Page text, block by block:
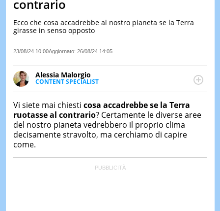
IERI
contrario
Ecco che cosa accadrebbe al nostro pianeta se la Terra
girasse in senso opposto
23/08/24 10:00Aggiornato: 26/08/24 14:05
Alessia Malorgio
CONTENT SPECIALIST
Ha conseguito un Master in Marketing Management
e Google Digital Training su Marketing digitale. Si
occupa della creazione di contenuti in ottica SEO e
dello sviluppo di strategie marketing attraverso
canali digitali.
Vi siete mai chiesti cosa accadrebbe se la Terra
ruotasse al contrario? Certamente le diverse aree
del nostro pianeta vedrebbero il proprio clima
decisamente stravolto, ma cerchiamo di capire
come.